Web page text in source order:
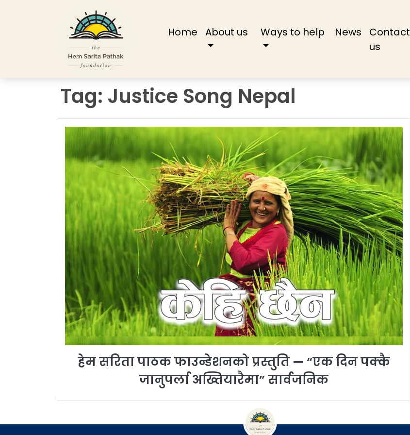
Home (current)
About us Ways to help News
Contact
us
Tag: Justice Song Nepal
हेम सरिता पाठक फाउन्डेशनको प्रस्तुति — “एक दिन पक्कै
जानुपर्ला अख्तियारैमा” सार्वजनिक